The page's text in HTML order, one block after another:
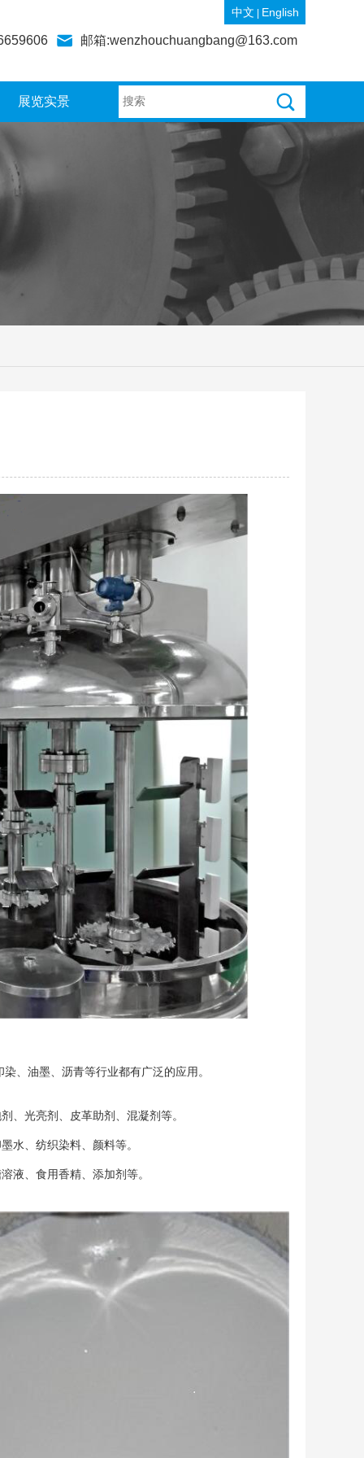
邮箱:wenzhouchuangbang@163.com
中文 English
展览实景
、油墨、沥青等行业都有广泛的应用。
、光亮剂、皮革助剂、混凝剂等。
水、纺织染料、颜料等。
液、食用香精、添加剂等。